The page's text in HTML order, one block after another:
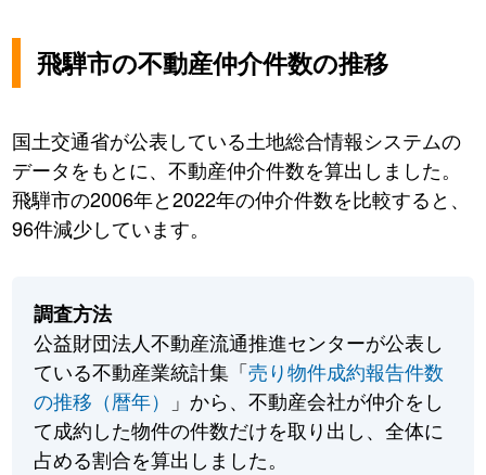
飛騨市の不動産仲介件数の推移
国土交通省が公表している土地総合情報システムの
データをもとに、不動産仲介件数を算出しました。
飛騨市の2006年と2022年の仲介件数を比較すると、
96件減少しています。
調査方法
公益財団法人不動産流通推進センターが公表し
ている不動産業統計集「売り物件成約報告件数
の推移（暦年）
」から、不動産会社が仲介をし
て成約した物件の件数だけを取り出し、全体に
占める割合を算出しました。